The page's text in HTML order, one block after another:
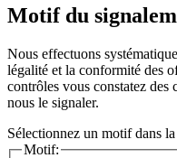
Motif du
Nous effectuons
légalité et la conformité des
contrôles vous constatez
nous le signaler.
Sélectionnez un motif dans
Motif: